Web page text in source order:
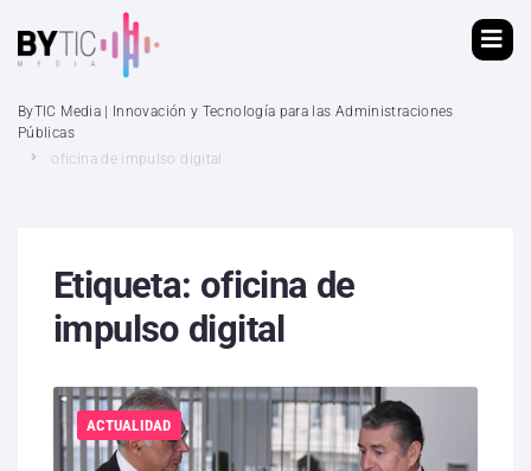
ByTIC Media | Innovación y Tecnología para las Administraciones
Públicas
oficina de impulso digital
Etiqueta: oficina de
impulso digital
ACTUALIDAD